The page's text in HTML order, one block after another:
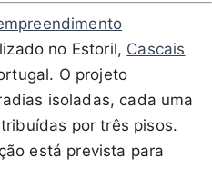
no Estoril, Cascais
O projeto
isoladas, cada uma
por três pisos.
está prevista para